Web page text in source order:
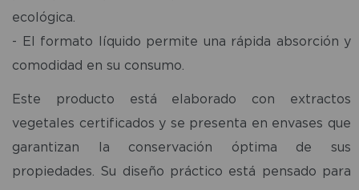
ecológica.
- El formato líquido permite una rápida absorción y
comodidad en su consumo.
Este producto está elaborado con extractos
vegetales certificados y se presenta en envases que
garantizan la conservación óptima de sus
propiedades. Su diseño práctico está pensado para